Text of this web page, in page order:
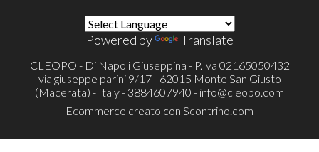
Powered by Translate
CLEOPO - Di Napoli Giuseppina - P.Iva 02165050432
via giuseppe parini 9/17 - 62015 Monte San Giusto
(Macerata) - Italy - 3884607940 - info@cleopo.com
Ecommerce creato con Scontrino.com